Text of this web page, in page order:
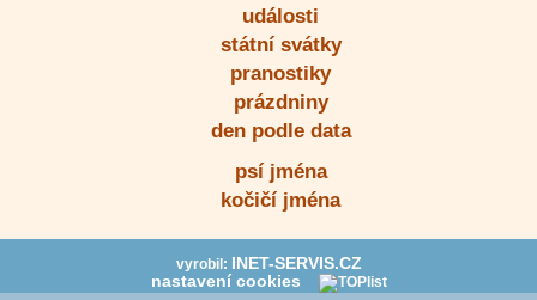
události
státní svátky
pranostiky
prázdniny
den podle data
psí jména
kočičí jména
vyrobil:
INET-SERVIS.CZ
nastavení cookies